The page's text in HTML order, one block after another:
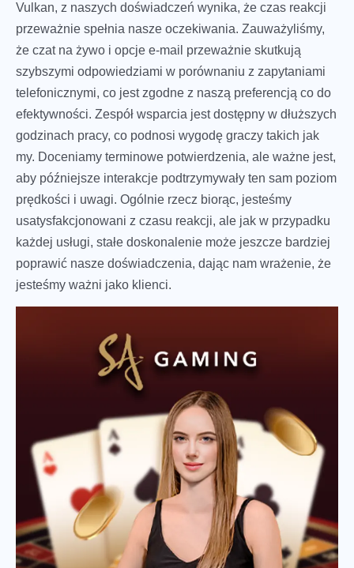
Vulkan, z naszych doświadczeń wynika, że czas reakcji
przeważnie spełnia nasze oczekiwania. Zauważyliśmy,
że czat na żywo i opcje e-mail przeważnie skutkują
szybszymi odpowiedziami w porównaniu z zapytaniami
telefonicznymi, co jest zgodne z naszą preferencją co do
efektywności. Zespół wsparcia jest dostępny w dłuższych
godzinach pracy, co podnosi wygodę graczy takich jak
my. Doceniamy terminowe potwierdzenia, ale ważne jest,
aby późniejsze interakcje podtrzymywały ten sam poziom
prędkości i uwagi. Ogólnie rzecz biorąc, jesteśmy
usatysfakcjonowani z czasu reakcji, ale jak w przypadku
każdej usługi, stałe doskonalenie może jeszcze bardziej
poprawić nasze doświadczenia, dając nam wrażenie, że
jesteśmy ważni jako klienci.